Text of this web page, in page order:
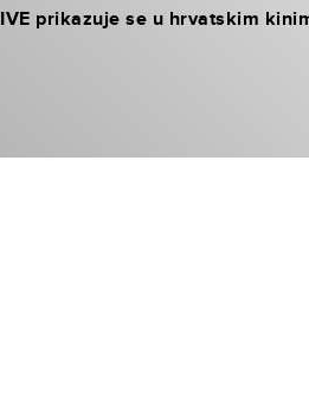
prikazuje se u hrvatskim